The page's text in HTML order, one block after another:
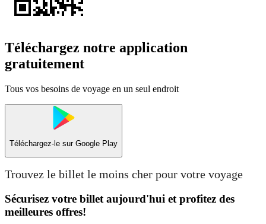
Téléchargez notre application
gratuitement
Tous vos besoins de voyage en un seul endroit
Téléchargez-le sur Google Play
Trouvez le billet le moins cher pour votre voyage
Sécurisez votre billet aujourd'hui et profitez des
meilleures offres!